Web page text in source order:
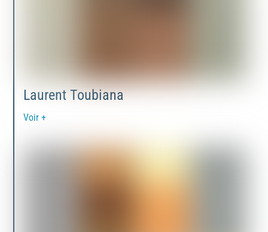
Laurent Toubiana
Voir +